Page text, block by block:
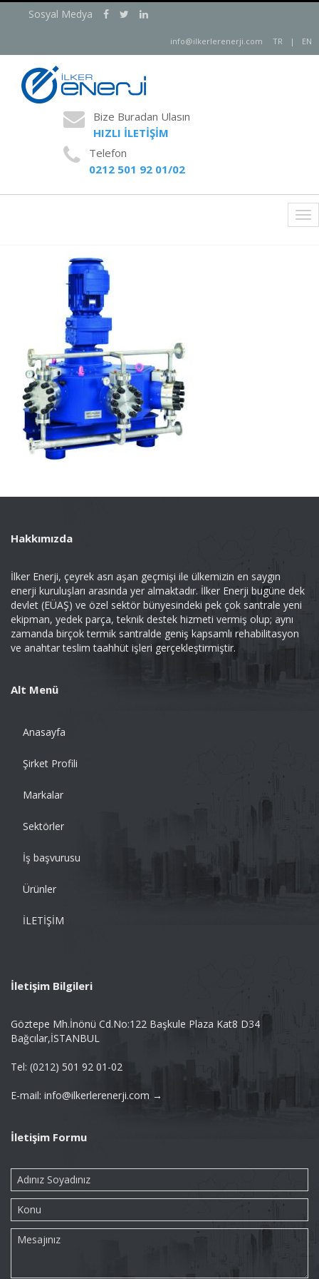
Sosyal Medya
info@ilkerlerenerji.com TR | EN
Bize Buradan Ulasın
HIZLI İLETİŞİM
Telefon
0212 501 92 01/02
Hakkımızda
İlker Enerji, çeyrek asrı aşan geçmişi ile ülkemizin en saygın
enerji kuruluşları arasında yer almaktadır. İlker Enerji bugüne dek
devlet (EÜAŞ) ve özel sektör bünyesindeki pek çok santrale yeni
ekipman, yedek parça, teknik destek hizmeti vermiş olup; aynı
zamanda birçok termik santralde geniş kapsamlı rehabilitasyon
ve anahtar teslim taahhüt işleri gerçekleştirmiştir.
Alt Menü
Anasayfa
Şirket Profili
Markalar
Sektörler
İş başvurusu
Ürünler
İLETİŞİM
İletişim Bilgileri
Göztepe Mh.İnönü Cd.No:122 Başkule Plaza Kat8 D34
Bağcılar,İSTANBUL
Tel: (0212) 501 92 01-02
E-mail: info@ilkerlerenerji.com →
İletişim Formu